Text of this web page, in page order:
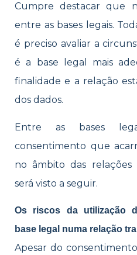
Cumpre destacar que
entre as bases legais.
é preciso avaliar a
é a base legal mais
finalidade e a relação
dos dados.
Entre as bases
consentimento que
no âmbito das
será visto a seguir.
Os riscos da utilização
base legal numa relação
Apesar do